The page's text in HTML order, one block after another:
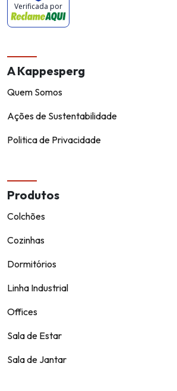
Verificada por
A Kappesperg
Quem Somos
Ações de Sustentabilidade
Politica de Privacidade
Produtos
Colchões
Cozinhas
Dormitórios
Linha Industrial
Offices
Sala de Estar
Sala de Jantar